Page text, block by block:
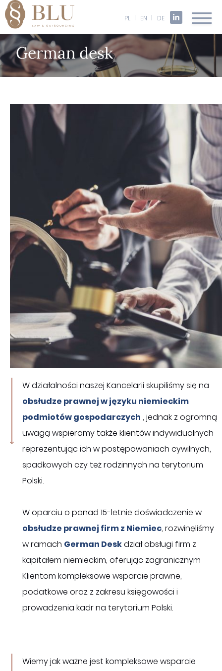
PL EN DE
German desk
W działalności naszej Kancelarii skupiliśmy się na
obsłudze prawnej w języku niemieckim
podmiotów gospodarczych , jednak z ogromną
uwagą wspieramy także klientów indywidualnych
reprezentując ich w postępowaniach cywilnych,
spadkowych czy też rodzinnych na terytorium
Polski.
W oparciu o ponad 15-letnie doświadczenie w
obsłudze prawnej firm z Niemiec, rozwinęliśmy
w ramach German Deskdział obsługi firm z
kapitałem niemieckim, oferując zagranicznym
Klientom kompleksowe wsparcie prawne,
podatkowe oraz z zakresu księgowości i
prowadzenia kadr na terytorium Polski.
Wiemy jak ważne jest kompleksowe wsparcie